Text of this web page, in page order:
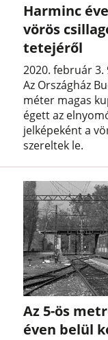
Harminc
vörös
tetejéről
2020. február 3.
Az Országház
méter magas
égett az
jelképeként a
szereltek le.
Az 5-ös
éven belül